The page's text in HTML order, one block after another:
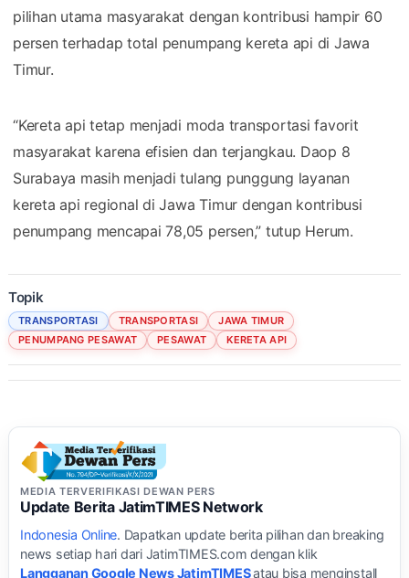
pilihan utama masyarakat dengan kontribusi hampir 60
persen terhadap total penumpang kereta api di Jawa
Timur.
“Kereta api tetap menjadi moda transportasi favorit
masyarakat karena efisien dan terjangkau. Daop 8
Surabaya masih menjadi tulang punggung layanan
kereta api regional di Jawa Timur dengan kontribusi
penumpang mencapai 78,05 persen,” tutup Herum.
Topik
TRANSPORTASI TRANSPORTASI
JAWA TIMUR
PENUMPANG PESAWAT
PESAWAT KERETA API
MEDIA TERVERIFIKASI DEWAN PERS
Update Berita JatimTIMES Network
Indonesia Online. Dapatkan update berita pilihan dan breaking
news setiap hari dari JatimTIMES.com dengan klik
Langganan Google News JatimTIMESatau bisa menginstall